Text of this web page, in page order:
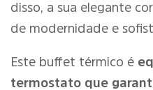
disso, a sua elegante
de modernidade e
Este buffet térmico é
termostato que